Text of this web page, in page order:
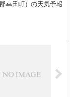
幸田町）の天気予報